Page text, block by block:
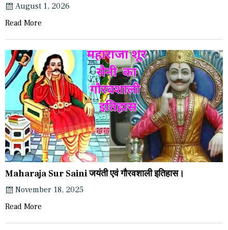
August 1, 2026
Read More
Maharaja Sur Saini जयंती एवं गौरवशाली इतिहास।
November 18, 2025
Read More